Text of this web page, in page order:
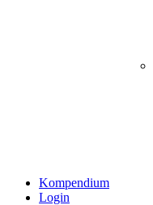
Kompendium
Login